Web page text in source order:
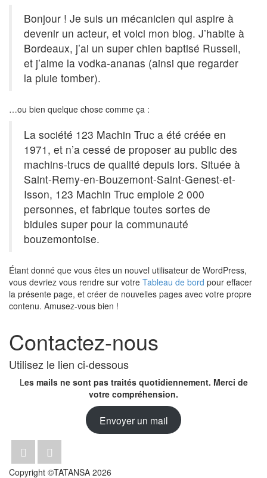
Bonjour ! Je suis un mécanicien qui aspire à
devenir un acteur, et voici mon blog. J’habite à
Bordeaux, j’ai un super chien baptisé Russell,
et j’aime la vodka-ananas (ainsi que regarder
la pluie tomber).
…ou bien quelque chose comme ça :
La société 123 Machin Truc a été créée en
1971, et n’a cessé de proposer au public des
machins-trucs de qualité depuis lors. Située à
Saint-Remy-en-Bouzemont-Saint-Genest-et-
Isson, 123 Machin Truc emploie 2 000
personnes, et fabrique toutes sortes de
bidules super pour la communauté
bouzemontoise.
Étant donné que vous êtes un nouvel utilisateur de WordPress,
vous devriez vous rendre sur votre Tableau de bord pour effacer
la présente page, et créer de nouvelles pages avec votre propre
contenu. Amusez-vous bien !
Contactez-nous
Utilisez le lien ci-dessous
Les mails ne sont pas traités quotidiennement. Merci de
votre compréhension.
Envoyer un mail
Copyright ©TATANSA 2026